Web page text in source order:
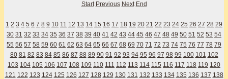
Start Previous Next End
1 2 3 4 5 6 7 8 9 10 11 12 13 14 15 16 17 18 19 20 21 22 23 24 25 26 27 28 29
30 31 32 33 34 35 36 37 38 39 40 41 42 43 44 45 46 47 48 49 50 51 52 53 54
55 56 57 58 59 60 61 62 63 64 65 66 67 68 69 70 71 72 73 74 75 76 77 78 79
80 81 82 83 84 85 86 87 88 89 90 91 92 93 94 95 96 97 98 99 100 101 102
103 104 105 106 107 108 109 110 111 112 113 114 115 116 117 118 119 120
121 122 123 124 125 126 127 128 129 130 131 132 133 134 135 136 137 138